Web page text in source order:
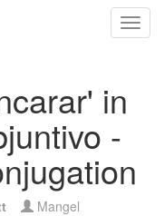
in
-
Mangel